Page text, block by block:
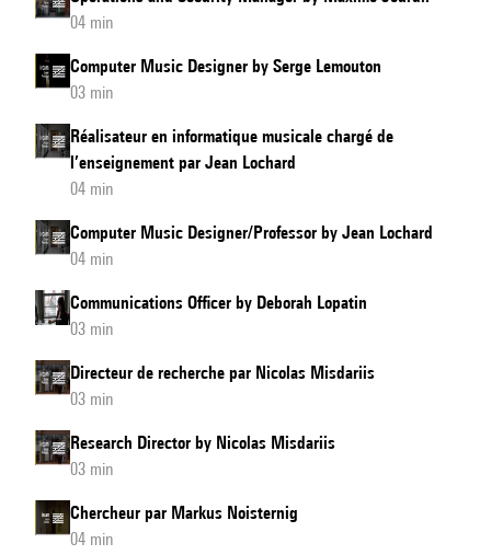
04 min
Computer Music Designer by Serge Lemouton
03 min
Réalisateur en informatique musicale chargé de
l’enseignement par Jean Lochard
04 min
Computer Music Designer/Professor by Jean Lochard
04 min
Communications Officer by Deborah Lopatin
03 min
Directeur de recherche par Nicolas Misdariis
03 min
Research Director by Nicolas Misdariis
03 min
Chercheur par Markus Noisternig
04 min